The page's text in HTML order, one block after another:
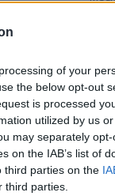
of your
the below opt-out
is processed
utilized by us
may separately
on the IAB’s list of
third parties on the
parties.
olyan
érkezett
Puglia
loptak
A